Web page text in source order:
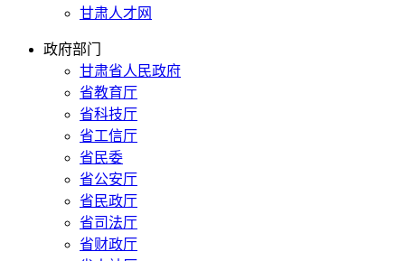
甘肃人才网
政府部门
甘肃省人民政府
省教育厅
省科技厅
省工信厅
省民委
省公安厅
省民政厅
省司法厅
省财政厅